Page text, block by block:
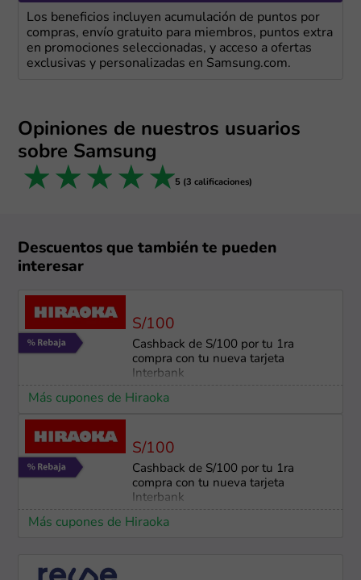
Los beneficios incluyen acumulación de puntos por
compras, envío gratuito para miembros, puntos extra
en promociones seleccionadas, y acceso a ofertas
exclusivas y personalizadas en Samsung.com.
Opiniones de nuestros usuarios
sobre Samsung
5 stars
4 stars
3 stars
2 stars
1 star 5 (3 calificaciones)
Descuentos que también te pueden
interesar
S/100
Cashback de S/100 por tu 1ra
compra con tu nueva tarjeta
Interbank
Más cupones de Hiraoka
S/100
Cashback de S/100 por tu 1ra
compra con tu nueva tarjeta
Interbank
Más cupones de Hiraoka